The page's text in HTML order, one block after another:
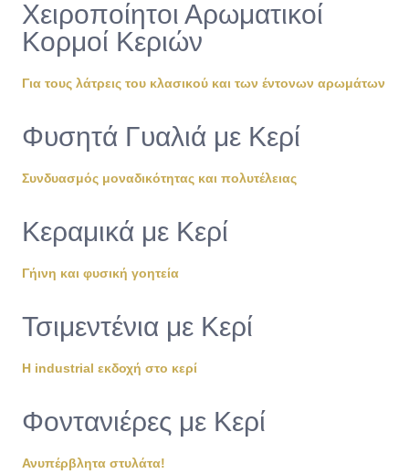
Χειροποίητοι Αρωματικοί
Κορμοί Κεριών
Για τους λάτρεις του κλασικού και των έντονων αρωμάτων
Φυσητά Γυαλιά με Κερί
Συνδυασμός μοναδικότητας και πολυτέλειας
Κεραμικά με Κερί
Γήινη και φυσική γοητεία
Τσιμεντένια με Κερί
Η industrial εκδοχή στο κερί
Φοντανιέρες με Κερί
Ανυπέρβλητα στυλάτα!